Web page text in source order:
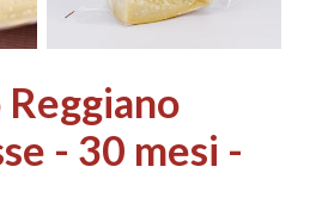
- 30 mesi -